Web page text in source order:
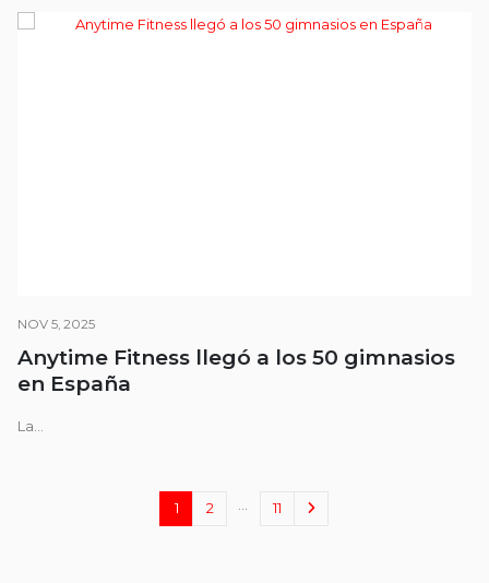
NOV 5, 2025
Anytime Fitness llegó a los 50 gimnasios
en España
La...
1 2 … 11